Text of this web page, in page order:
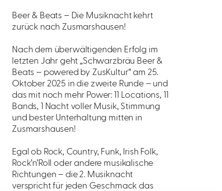
Beer & Beats – Die Musiknacht kehrt
zurück nach Zusmarshausen!
Nach dem überwältigenden Erfolg im
letzten Jahr geht „Schwarzbräu Beer &
Beats – powered by ZusKultur“ am 25.
Oktober 2025 in die zweite Runde – und
das mit noch mehr Power: 11 Locations, 11
Bands, 1 Nacht voller Musik, Stimmung
und bester Unterhaltung mitten in
Zusmarshausen!
Egal ob Rock, Country, Funk, Irish Folk,
Rock’n’Roll oder andere musikalische
Richtungen – die 2. Musiknacht
verspricht für jeden Geschmack das